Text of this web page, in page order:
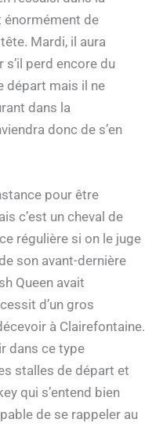
énormément de
Mardi, il aura
perd encore du
départ mais il ne
dans la
donc de s’en
pour être
c’est un cheval de
régulière si on le juge
son avant-dernière
Queen avait
d’un gros
à Clairefontaine.
dans ce type
stalles de départ et
qui s’entend bien
de se rappeler au